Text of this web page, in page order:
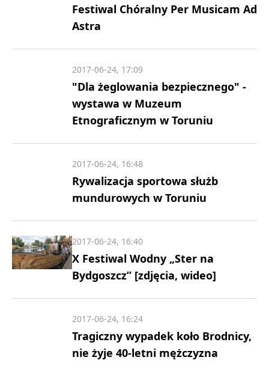
Festiwal Chóralny Per Musicam Ad
Astra
"Dla żeglowania bezpiecznego" -
wystawa w Muzeum
Etnograficznym w Toruniu
2017-06-24, 17:09
Rywalizacja sportowa służb
mundurowych w Toruniu
2017-06-24, 16:48
X Festiwal Wodny „Ster na
Bydgoszcz” [zdjęcia, wideo]
2017-06-24, 16:40
Tragiczny wypadek koło Brodnicy,
nie żyje 40-letni mężczyzna
2017-06-24, 16:24